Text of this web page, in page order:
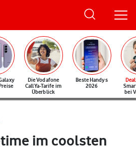
Die Vodafone
CallYa-Tarife im
Überblick
Beste Handys
2026
Deal
bei
im coolsten